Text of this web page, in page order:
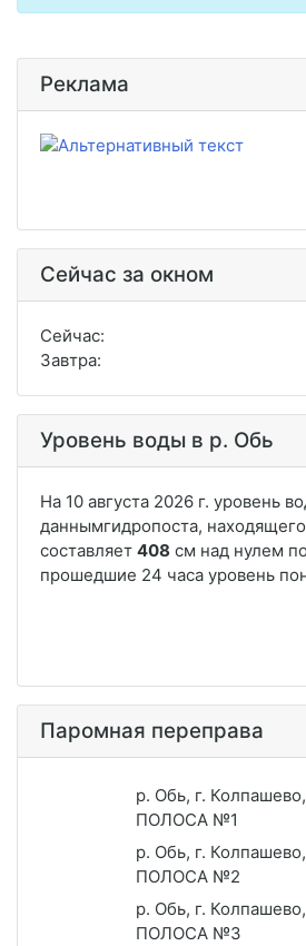
Реклама
Сейчас за окном
Сейчас:
Завтра:
Уровень воды в р. Обь
Паромная переправа
р. Обь, г. Колпашево,
ПОЛОСА №1
р. Обь, г. Колпашево,
ПОЛОСА №2
р. Обь, г. Колпашево,
ПОЛОСА №3